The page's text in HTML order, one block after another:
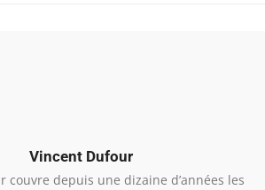
Vincent Dufour
couvre depuis une dizaine d’années les